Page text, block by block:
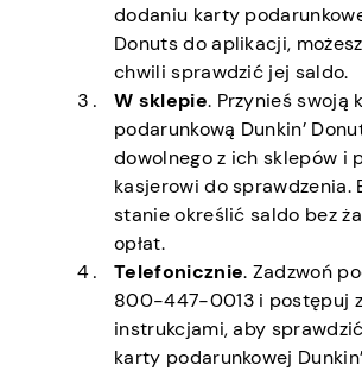
dodaniu karty
Donuts do aplikacji,
chwili sprawdzić jej saldo.
W sklepie. Przynieś swoją
podarunkową Dunkin’
dowolnego z ich sklepów i
kasjerowi do sprawdzenia.
stanie określić saldo bez
opłat.
Telefonicznie. Zadzwoń
800-447-0013 i postępuj
instrukcjami, aby
karty podarunkowej